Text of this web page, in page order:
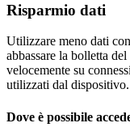
Risparmio dati
Utilizzare meno dati
abbassare la bolletta
velocemente su
utilizzati dal dispositivo.
Dove è possibile